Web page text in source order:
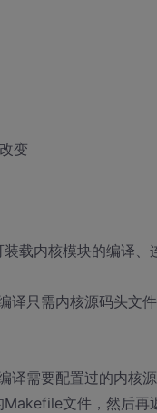
变
载内核模块的编译、
译只需内核源码头文
译需要配置过的内核
文件，然后再